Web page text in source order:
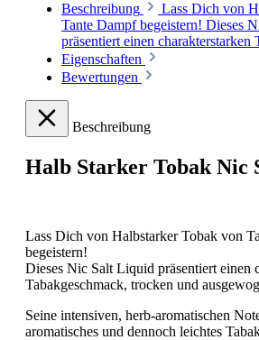
Beschreibung
Lass Dich von
Tante Dampf begeistern! Dieses
präsentiert einen
Eigenschaften
Bewertungen
Beschreibung
Halb Starker Tobak Nic
Lass Dich von Halbstarker Tobak von
begeistern!
Dieses Nic Salt Liquid präsentiert einen
Tabakgeschmack, trocken und
Seine intensiven, herb-aromatischen
aromatisches und dennoch leichtes